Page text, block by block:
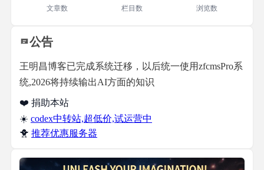
文章数 栏目数 浏览数
公告
王明昌博客已完成系统迁移，以后统一使用zfcmsPro系
统,2026将持续输出AI方面的知识
❤️ 捐助本站
☀️ codex中转站,超低价,试运营中
🐥 推荐优惠服务器